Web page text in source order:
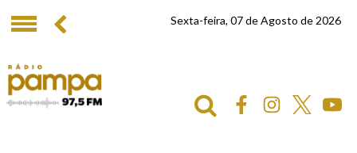
Sexta-feira, 07 de Agosto de 2026